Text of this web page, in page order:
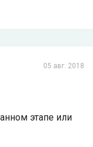
05 авг. 2018
этапе или